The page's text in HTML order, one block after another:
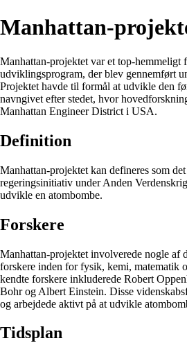
Manhattan-
Manhattan-projektet var et top-hemmeligt
udviklingsprogram, der blev gennemført
Projektet havde til formål at udvikle den
navngivet efter stedet, hvor
Manhattan Engineer District i USA.
Definition
Manhattan-projektet kan defineres som
regeringsinitiativ under Anden
udvikle en atombombe.
Forskere
Manhattan-projektet involverede nogle af
forskere inden for fysik, kemi, matematik
kendte forskere inkluderede Robert
Bohr og Albert Einstein. Disse
og arbejdede aktivt på at udvikle
Tidsplan